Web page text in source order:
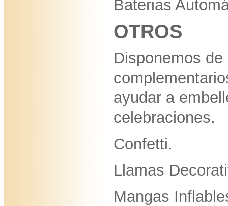
Baterias
OTROS
Disponemos
ayudar a
celebraciones.
Confetti.
Llamas
Mangas